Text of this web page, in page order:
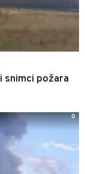
snimci požara
0